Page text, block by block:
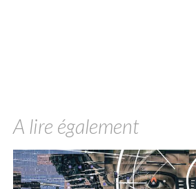
A lire également